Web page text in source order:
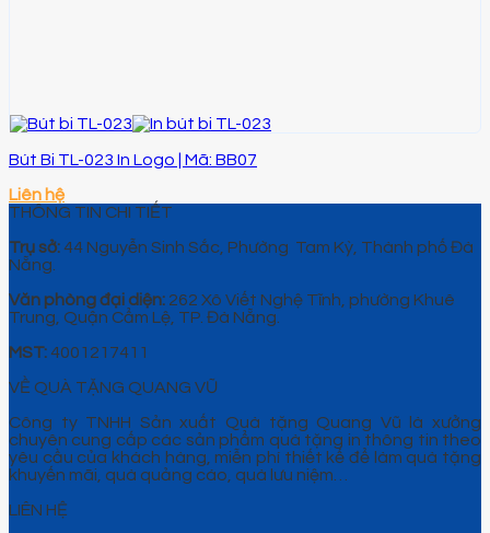
Bút Bi TL-023 In Logo | Mã: BB07
Liên hệ
THÔNG TIN CHI TIẾT
Trụ sở: 44 Nguyễn Sinh Sắc, Phường Tam Kỳ, Thành phố Đà
Nẵng.
Văn phòng đại diện: 262 Xô Viết Nghệ Tĩnh, phường Khuê
Trung, Quận Cẩm Lệ, TP. Đà Nẵng.
MST: 4001217411
VỀ QUÀ TẶNG QUANG VŨ
Công ty TNHH Sản xuất Quà tặng Quang Vũ là xưởng
chuyên cung cấp các sản phẩm quà tặng in thông tin theo
yêu cầu của khách hàng, miễn phí thiết kế để làm quà tặng
khuyến mãi, quà quảng cáo, quà lưu niệm…
LIÊN HỆ